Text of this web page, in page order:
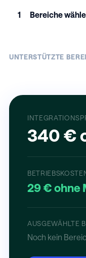
1 Bereiche
UNTERSTÜTZTE
340 €
29 € ohne
AUSGEWÄHLTE
Noch kein